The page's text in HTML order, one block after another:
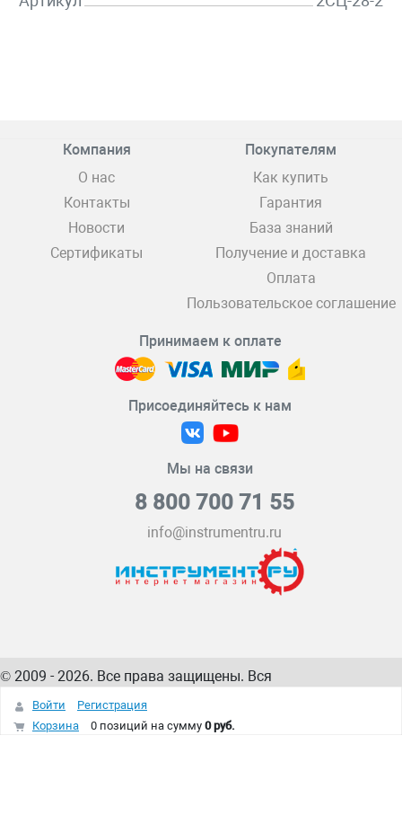
Компания
О нас
Контакты
Новости
Сертификаты
Покупателям
Как купить
Гарантия
База знаний
Получение и доставка
Оплата
Пользовательское соглашение
Принимаем к оплате
Присоединяйтесь к нам
Мы на связи
8 800 700 71 55
info@instrumentru.ru
© 2009 - 2026. Все права защищены. Вся
информация на сайте – собственность
интернет-магазина
Войти
Регистрация
Корзина
0 позиций на сумму 0 руб.